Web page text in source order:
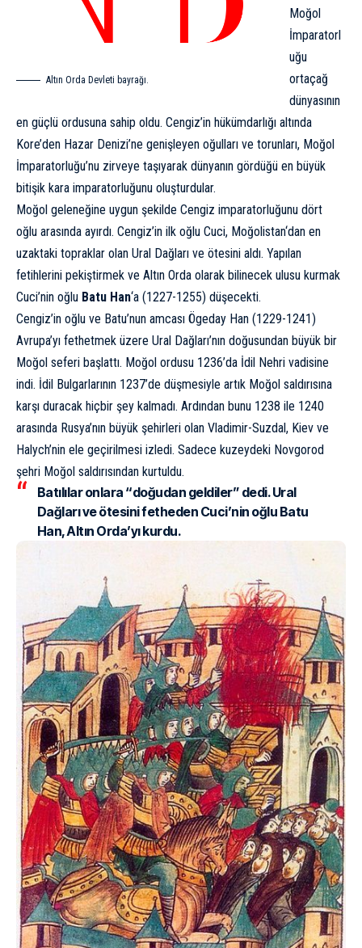
Altın Orda Devleti bayrağı.
Moğol
İmparatorl
uğu
ortaçağ
dünyasının
en güçlü ordusuna sahip oldu. Cengiz’in hükümdarlığı altında
Kore’den Hazar Denizi’ne genişleyen oğulları ve torunları, Moğol
İmparatorluğu’nu zirveye taşıyarak dünyanın gördüğü en büyük
bitişik kara imparatorluğunu oluşturdular.
Moğol geleneğine uygun şekilde Cengiz imparatorluğunu dört
oğlu arasında ayırdı. Cengiz’in ilk oğlu Cuci, Moğolistan‘dan en
uzaktaki topraklar olan Ural Dağları ve ötesini aldı. Yapılan
fetihlerini ​​pekiştirmek ve Altın Orda olarak bilinecek ulusu kurmak
Cuci’nin oğlu Batu Han‘a (1227-1255) düşecekti.
Cengiz’in oğlu ve Batu’nun amcası Ögeday Han (1229-1241)
Avrupa’yı fethetmek üzere Ural Dağları’nın doğusundan büyük bir
Moğol seferi başlattı. Moğol ordusu 1236’da İdil Nehri vadisine
indi. İdil Bulgarlarının 1237’de düşmesiyle artık Moğol saldırısına
karşı duracak hiçbir şey kalmadı. Ardından bunu 1238 ile 1240
arasında Rusya’nın büyük şehirleri olan Vladimir-Suzdal, Kiev ve
Halych’nin ele geçirilmesi izledi. Sadece kuzeydeki Novgorod
şehri Moğol saldırısından kurtuldu.
Batılılar onlara “doğudan geldiler” dedi. Ural
Dağları ve ötesini fetheden Cuci’nin oğlu Batu
Han, Altın Orda’yı kurdu.